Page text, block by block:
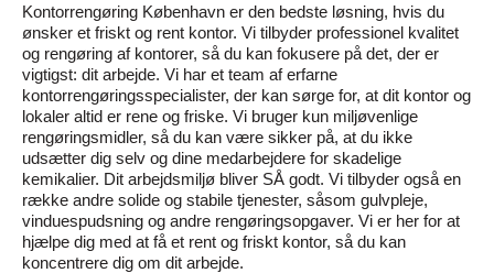
Kontorrengøring København er den bedste løsning, hvis du
ønsker et friskt og rent kontor. Vi tilbyder professionel kvalitet
og rengøring af kontorer, så du kan fokusere på det, der er
vigtigst: dit arbejde. Vi har et team af erfarne
kontorrengøringsspecialister, der kan sørge for, at dit kontor og
lokaler altid er rene og friske. Vi bruger kun miljøvenlige
rengøringsmidler, så du kan være sikker på, at du ikke
udsætter dig selv og dine medarbejdere for skadelige
kemikalier. Dit arbejdsmiljø bliver SÅ godt. Vi tilbyder også en
række andre solide og stabile tjenester, såsom gulvpleje,
vinduespudsning og andre rengøringsopgaver. Vi er her for at
hjælpe dig med at få et rent og friskt kontor, så du kan
koncentrere dig om dit arbejde.